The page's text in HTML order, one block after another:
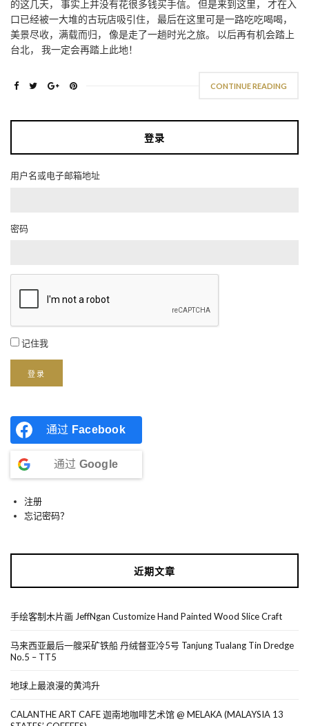
的这几天， 事实上并没有花很多钱买手信。 但是来到这里， 才在入
口已经被一大堆的古玩店吸引住， 最后在这里可是一路吃吃喝喝，
美景尽收，满载而归， 像是走了一趟时光之旅。 以后再有机会踏上
台北， 我一定会再踏上此地！
CONTINUE READING
登录
用户名或电子邮箱地址
密码
记住我
登录
通过 Facebook
通过 Google
注册
忘记密码？
近期文章
手绘客制木片画 JeffNgan Customize Hand Painted Wood Slice Craft
马来西亚最后一艘采矿铁船 丹绒督亚冷5号 Tanjung Tualang Tin Dredge
No.5 – TT5
地球上最浪漫的黄鸿升
CALANTHE ART CAFE 迦南地咖啡艺术馆 @ MELAKA (MALAYSIA 13